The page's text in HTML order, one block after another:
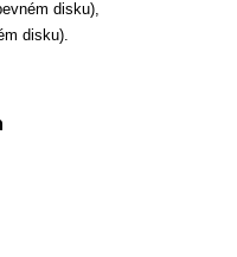
disku),
disku).